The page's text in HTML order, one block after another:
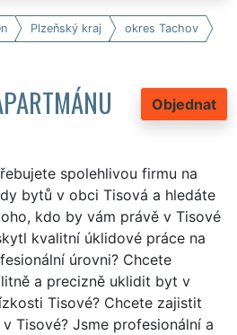
Plzeňský kraj okres Tachov
Objednat
spolehlivou firmu na
bytů v obci Tisová a hledáte
kdo by vám právě v Tisové
kvalitní úklidové práce na
úrovni? Chcete
a precizně uklidit byt v
Tisové? Chcete zajistit
Tisové? Jsme profesionální a